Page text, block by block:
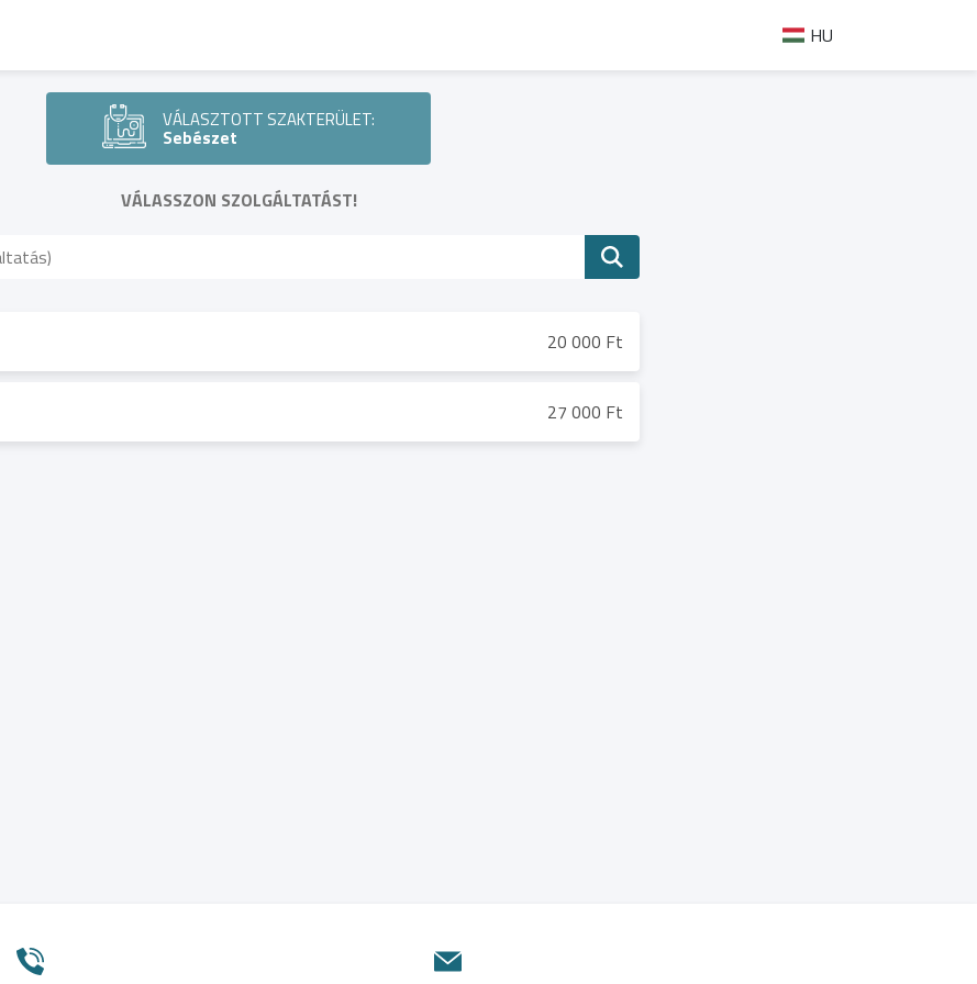
HU
VÁLASZTOTT SZAKTERÜLET:
Sebészet
VÁLASSZON SZOLGÁLTATÁST!
20 000 Ft
27 000 Ft